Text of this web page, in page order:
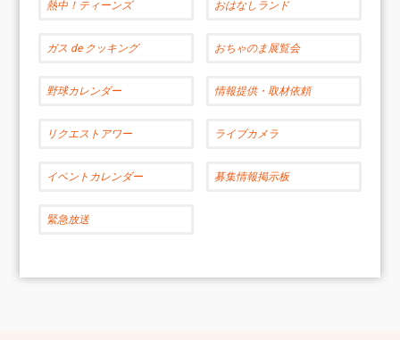
熱中！ティーンズ おはなしランド
ガス de クッキング おちゃのま展覧会
野球カレンダー 情報提供・取材依頼
リクエストアワー ライブカメラ
イベントカレンダー 募集情報掲示板
緊急放送